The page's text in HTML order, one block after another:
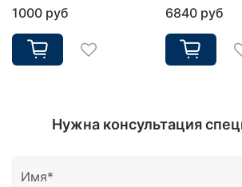
1000 руб 6840 руб
Нужна консультация